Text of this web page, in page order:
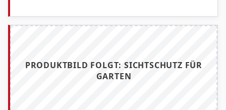
PRODUKTBILD FOLGT: SICHTSCHUTZ FÜR
GARTEN